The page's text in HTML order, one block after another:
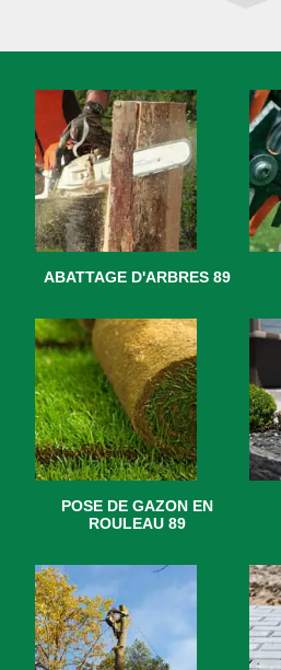
ABATTAGE D'ARBRES 89
POSE DE GAZON EN
ROULEAU 89